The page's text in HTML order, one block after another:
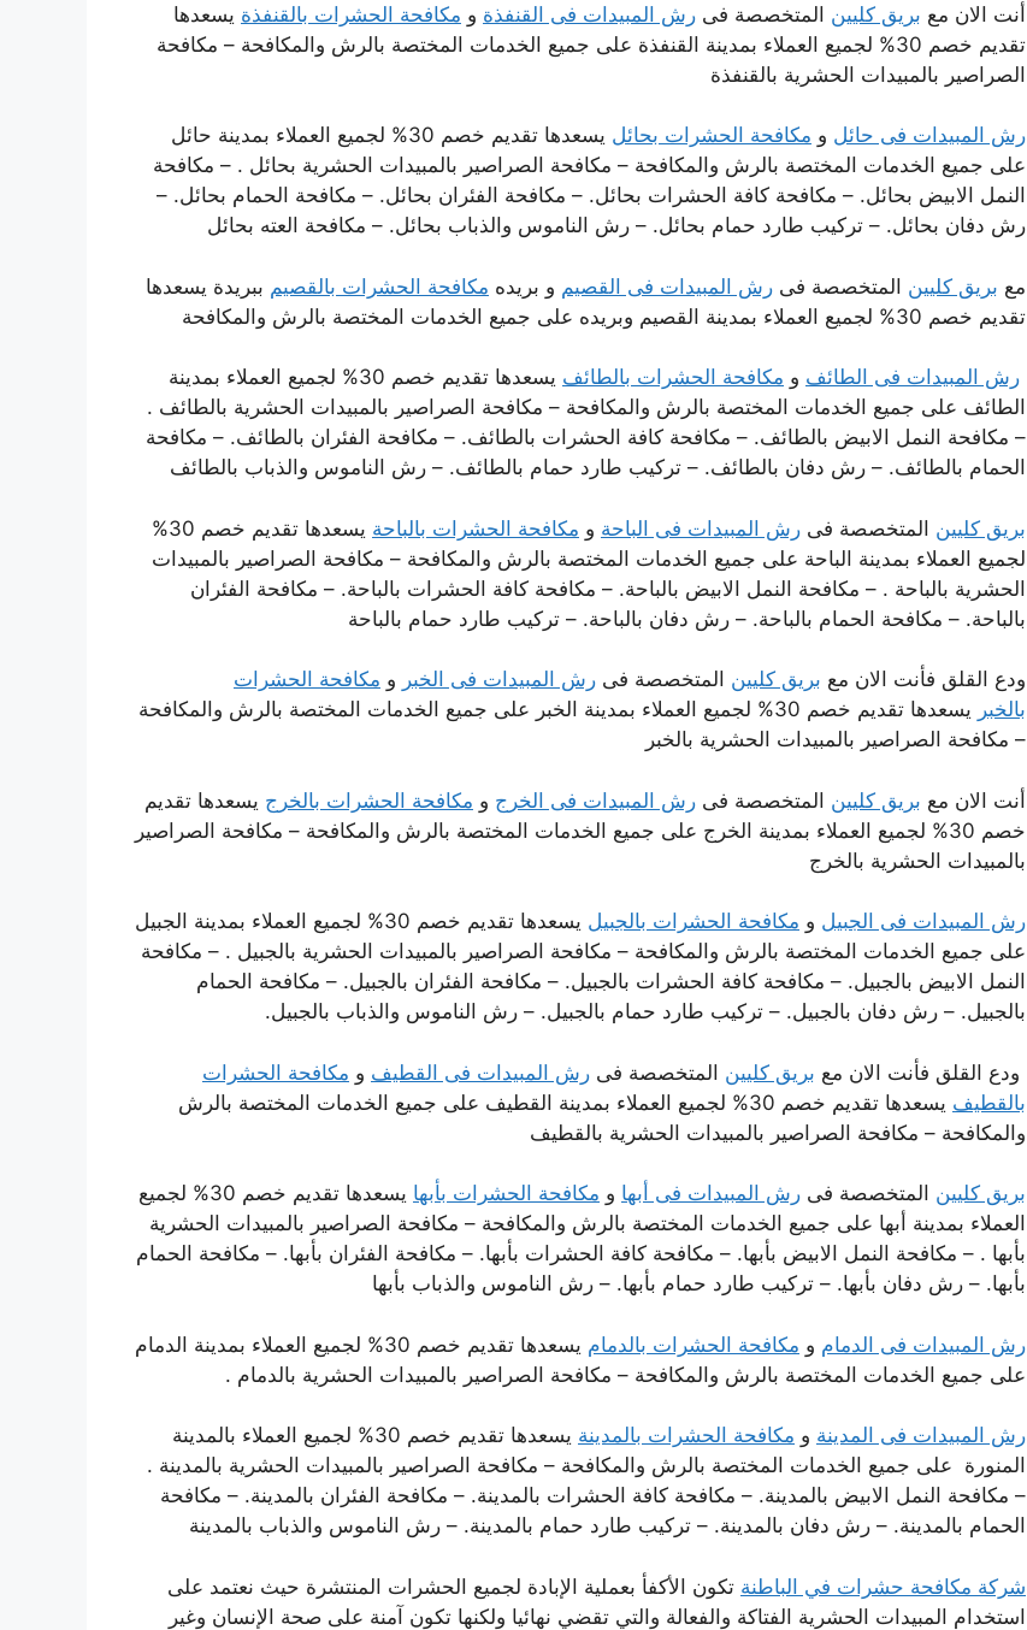
أنت الان مع بريق كليين المتخصصة فى رش المبيدات فى القنفذة و مكافحة الحشرات بالقنفذة يسعدها
تقديم خصم 30% لجميع العملاء بمدينة القنفذة على جميع الخدمات المختصة بالرش والمكافحة – مكافحة
الصراصير بالمبيدات الحشرية بالقنفذة
رش المبيدات فى حائل و مكافحة الحشرات بحائل
يسعدها تقديم خصم 30% لجميع العملاء بمدينة حائل
على جميع الخدمات المختصة بالرش والمكافحة – مكافحة الصراصير بالمبيدات الحشرية بحائل . – مكافحة
النمل الابيض بحائل. – مكافحة كافة الحشرات بحائل. – مكافحة الفئران بحائل. – مكافحة الحمام بحائل. –
رش دفان بحائل. – تركيب طارد حمام بحائل. – رش الناموس والذباب بحائل. – مكافحة العته بحائل
مع بريق كليين المتخصصة فى رش المبيدات فى القصيم و بريده مكافحة الحشرات بالقصيم ببريدة يسعدها
تقديم خصم 30% لجميع العملاء بمدينة القصيم وبريده على جميع الخدمات المختصة بالرش والمكافحة
رش المبيدات فى الطائف و مكافحة الحشرات بالطائف
يسعدها تقديم خصم 30% لجميع العملاء بمدينة
الطائف على جميع الخدمات المختصة بالرش والمكافحة – مكافحة الصراصير بالمبيدات الحشرية بالطائف .
– مكافحة النمل الابيض بالطائف. – مكافحة كافة الحشرات بالطائف. – مكافحة الفئران بالطائف. – مكافحة
الحمام بالطائف. – رش دفان بالطائف. – تركيب طارد حمام بالطائف. – رش الناموس والذباب بالطائف
بريق كليين المتخصصة فى رش المبيدات فى الباحة و مكافحة الحشرات بالباحة
يسعدها تقديم خصم 30%
لجميع العملاء بمدينة الباحة على جميع الخدمات المختصة بالرش والمكافحة – مكافحة الصراصير بالمبيدات
الحشرية بالباحة . – مكافحة النمل الابيض بالباحة. – مكافحة كافة الحشرات بالباحة. – مكافحة الفئران
بالباحة. – مكافحة الحمام بالباحة. – رش دفان بالباحة. – تركيب طارد حمام بالباحة
ودع القلق فأنت الان مع بريق كليين المتخصصة فى رش المبيدات فى الخبر و مكافحة الحشرات
بالخبر
يسعدها تقديم خصم 30% لجميع العملاء بمدينة الخبر على جميع الخدمات المختصة بالرش والمكافحة
– مكافحة الصراصير بالمبيدات الحشرية بالخبر
أنت الان مع بريق كليين المتخصصة فى رش المبيدات فى الخرج و مكافحة الحشرات بالخرج يسعدها تقديم
خصم 30% لجميع العملاء بمدينة الخرج على جميع الخدمات المختصة بالرش والمكافحة – مكافحة الصراصير
بالمبيدات الحشرية بالخرج
رش المبيدات فى الجبيل و مكافحة الحشرات بالجبيل
يسعدها تقديم خصم 30% لجميع العملاء بمدينة الجبيل
على جميع الخدمات المختصة بالرش والمكافحة – مكافحة الصراصير بالمبيدات الحشرية بالجبيل . – مكافحة
النمل الابيض بالجبيل. – مكافحة كافة الحشرات بالجبيل. – مكافحة الفئران بالجبيل. – مكافحة الحمام
بالجبيل. – رش دفان بالجبيل. – تركيب طارد حمام بالجبيل. – رش الناموس والذباب بالجبيل.
ودع القلق فأنت الان مع بريق كليين المتخصصة فى رش المبيدات فى القطيف و مكافحة الحشرات
بالقطيف
يسعدها تقديم خصم 30% لجميع العملاء بمدينة القطيف على جميع الخدمات المختصة بالرش
والمكافحة – مكافحة الصراصير بالمبيدات الحشرية بالقطيف
بريق كليين المتخصصة فى رش المبيدات فى أبها و مكافحة الحشرات بأبها
يسعدها تقديم خصم 30% لجميع
العملاء بمدينة أبها على جميع الخدمات المختصة بالرش والمكافحة – مكافحة الصراصير بالمبيدات الحشرية
بأبها . – مكافحة النمل الابيض بأبها. – مكافحة كافة الحشرات بأبها. – مكافحة الفئران بأبها. – مكافحة الحمام
بأبها. – رش دفان بأبها. – تركيب طارد حمام بأبها. – رش الناموس والذباب بأبها
رش المبيدات فى الدمام و مكافحة الحشرات بالدمام
يسعدها تقديم خصم 30% لجميع العملاء بمدينة الدمام
على جميع الخدمات المختصة بالرش والمكافحة – مكافحة الصراصير بالمبيدات الحشرية بالدمام .
رش المبيدات فى المدينة و مكافحة الحشرات بالمدينة
يسعدها تقديم خصم 30% لجميع العملاء بالمدينة
المنورة على جميع الخدمات المختصة بالرش والمكافحة – مكافحة الصراصير بالمبيدات الحشرية بالمدينة .
– مكافحة النمل الابيض بالمدينة. – مكافحة كافة الحشرات بالمدينة. – مكافحة الفئران بالمدينة. – مكافحة
الحمام بالمدينة. – رش دفان بالمدينة. – تركيب طارد حمام بالمدينة. – رش الناموس والذباب بالمدينة
شركة مكافحة حشرات في الباطنة تكون الأكفأ بعملية الإبادة لجميع الحشرات المنتشرة حيث نعتمد على
استخدام المبيدات الحشرية الفتاكة والفعالة والتي تقضي نهائيا ولكنها تكون آمنة على صحة الإنسان وغير